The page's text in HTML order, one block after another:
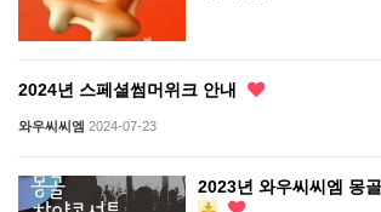
2024년 스페셜썸머위크 안내
와우씨씨엠 2024-07-23
2023년 와우씨씨엠 몽